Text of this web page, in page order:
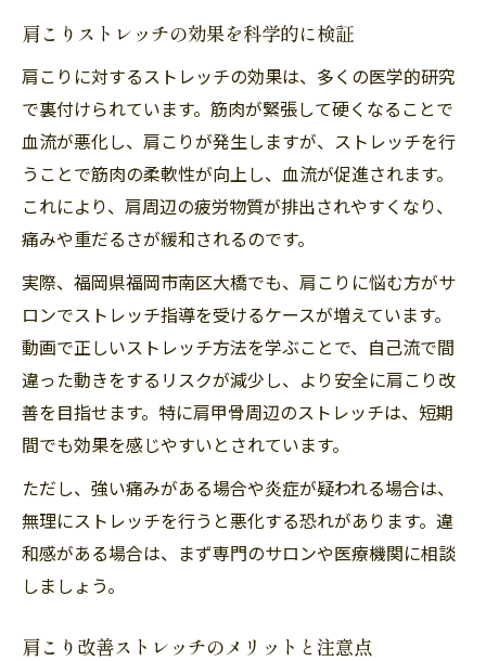
肩こりストレッチの効果を科学的に検証
肩こりに対するストレッチの効果は、多くの医学的研究
で裏付けられています。筋肉が緊張して硬くなることで
血流が悪化し、肩こりが発生しますが、ストレッチを行
うことで筋肉の柔軟性が向上し、血流が促進されます。
これにより、肩周辺の疲労物質が排出されやすくなり、
痛みや重だるさが緩和されるのです。
実際、福岡県福岡市南区大橋でも、肩こりに悩む方がサ
ロンでストレッチ指導を受けるケースが増えています。
動画で正しいストレッチ方法を学ぶことで、自己流で間
違った動きをするリスクが減少し、より安全に肩こり改
善を目指せます。特に肩甲骨周辺のストレッチは、短期
間でも効果を感じやすいとされています。
ただし、強い痛みがある場合や炎症が疑われる場合は、
無理にストレッチを行うと悪化する恐れがあります。違
和感がある場合は、まず専門のサロンや医療機関に相談
しましょう。
肩こり改善ストレッチのメリットと注意点